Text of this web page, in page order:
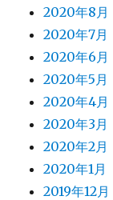
2020年8月
2020年7月
2020年6月
2020年5月
2020年4月
2020年3月
2020年2月
2020年1月
2019年12月